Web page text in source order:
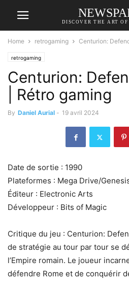
DISCOVER THE ART
Home retrogaming Centurion:
retrogaming
Centurion:
| Rétro gaming
By Daniel Aurial - 19 avril 2024
Date de sortie : 1990
Plateformes : Mega Drive/
Éditeur : Electronic Arts
Développeur : Bits of Magic
Critique du jeu : Centurion:
de stratégie au tour par tour se
l’Empire romain. Le joueur
défendre Rome et de conquérir